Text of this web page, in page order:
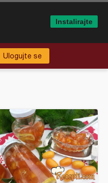
Ulogujte se
Instalirajte